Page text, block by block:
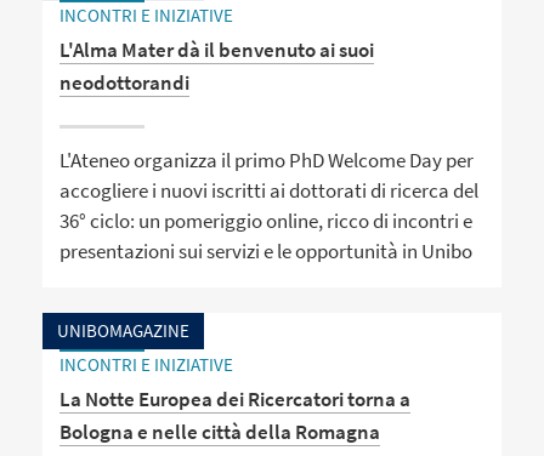
INCONTRI E INIZIATIVE
L'Alma Mater dà il benvenuto ai suoi
neodottorandi
L'Ateneo organizza il primo PhD Welcome Day per
accogliere i nuovi iscritti ai dottorati di ricerca del
36° ciclo: un pomeriggio online, ricco di incontri e
presentazioni sui servizi e le opportunità in Unibo
UNIBOMAGAZINE
INCONTRI E INIZIATIVE
La Notte Europea dei Ricercatori torna a
Bologna e nelle città della Romagna